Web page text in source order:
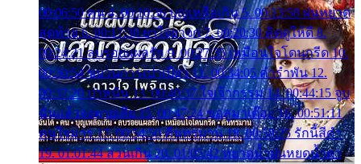
00:06:50 คน 4. 00:10:36 บุญเหลือเกิน 5. 00:13:58 ฝนหยาด
สุดท้าย 6. 00:17:30 ยาใจยาจก 7. 00:20:30 คิดดูให้ดี 8.
00:24:21 ลบรอยแผลรัก 9. 00:27:35 เหมือนใจโดนกรีด 10.
00:30:54 ขบวนการเปาเปียว 11. 00:34:05 คำรำพัน 12.
00:37:20 ปาหนัน 13. 00:40:37 ใจเจ้ากรรม 14. 00:44:15 จูบ
ฉันแล้วจงตายเสีย 15. 00:47:24 ขอสูมาเต๊อะ 16. 00:51:11
คนใจมาร 17. 00:54:50 คืนทรมาน 18. 00:58:25 รักนี้สีดำ
19. 01:01:44 ส่วนเกิน 20. 01:05:42 หยาดน้ำฝนหยดน้ำตา